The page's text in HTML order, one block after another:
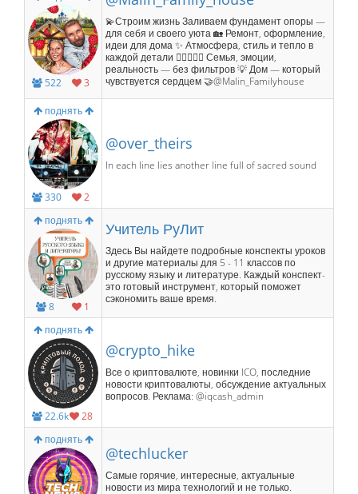
522 3
💫Строим жизнь Заливаем фундамент опоры —
для себя и своего уюта 🏡 Ремонт, оформление,
идеи для дома ✨ Атмосфера, стиль и тепло в
каждой детали 👩🏽‍❤️‍👨🏽 Семья, эмоции,
реальность — без фильтров 💡 Дом — который
чувствуется сердцем 🤝@Malin_Familyhouse
поднять
330 2
@over_theirs
In each line lies another line full of sacred sound
поднять
8 1
Учитель РуЛит
Здесь Вы найдете подробные конспекты уроков
и другие материалы для 5 - 11 классов по
русскому языку и литературе. Каждый конспект-
это готовый инструмент, который поможет
сэкономить ваше время.
поднять
22.6k 28
@crypto_hike
Все о криптовалюте, новинки ICO, последние
новости криптовалюты, обсуждение актуальных
вопросов. Реклама: @iqcash_admin
поднять
@techlucker
Самые горячие, интересные, актуальные
новости из мира технологий и не только.